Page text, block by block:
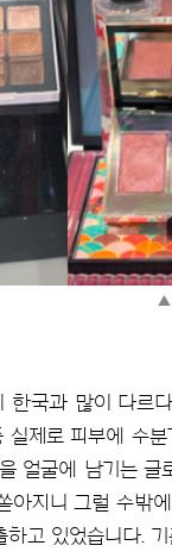
▲
한국과 많이 다
실제로 피부에
얼굴에 남기는
아지니 그럴 수밖
고 있었습니다.